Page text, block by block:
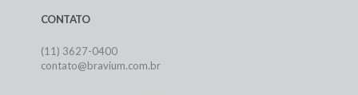
CONTATO
(11) 3627-0400
contato@bravium.com.br